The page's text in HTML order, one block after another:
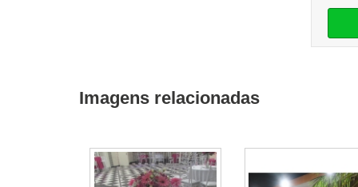
Imagens relacionadas